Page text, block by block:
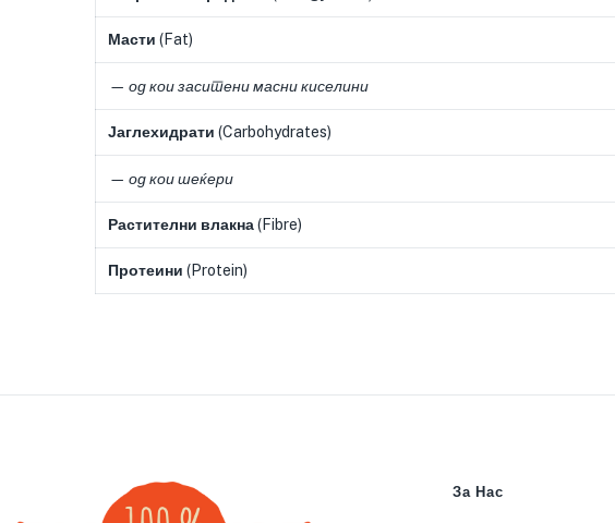
Масти (Fat)
— од кои заситени масни киселини
Јаглехидрати (Carbohydrates)
— од кои шеќери
Растителни влакна(Fibre)
Протеини (Protein)
За Нас